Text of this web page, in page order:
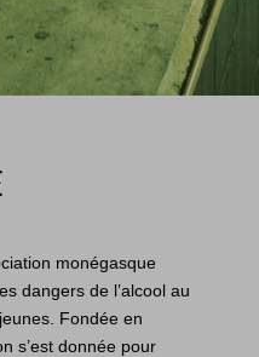
monégasque
dangers de l’alcool au
Fondée en
s’est donnée pour